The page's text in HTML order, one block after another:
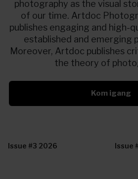
Prøv en måned
photography as the visual
of our time. Artdoc
publishes engaging and high-
established and emerging
Moreover, Artdoc publishes
the theory of
Kom igang
Issue #3 2026 Issue